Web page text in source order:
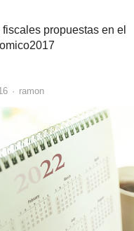
propuestas en el
Author
ramon